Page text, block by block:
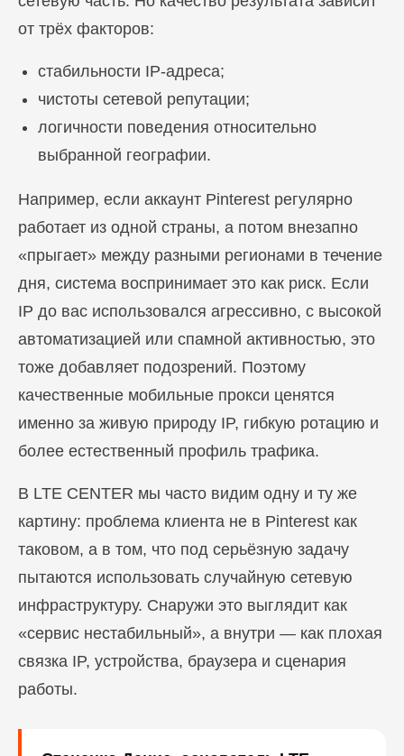
от трёх факторов:
стабильности IP-адреса;
чистоты сетевой репутации;
логичности поведения относительно
выбранной географии.
Например, если аккаунт Pinterest регулярно
работает из одной страны, а потом внезапно
«прыгает» между разными регионами в течение
дня, система воспринимает это как риск. Если
IP до вас использовался агрессивно, с высокой
автоматизацией или спамной активностью, это
тоже добавляет подозрений. Поэтому
качественные мобильные прокси ценятся
именно за живую природу IP, гибкую ротацию и
более естественный профиль трафика.
В LTE CENTER мы часто видим одну и ту же
картину: проблема клиента не в Pinterest как
таковом, а в том, что под серьёзную задачу
пытаются использовать случайную сетевую
инфраструктуру. Снаружи это выглядит как
«сервис нестабильный», а внутри — как плохая
связка IP, устройства, браузера и сценария
работы.